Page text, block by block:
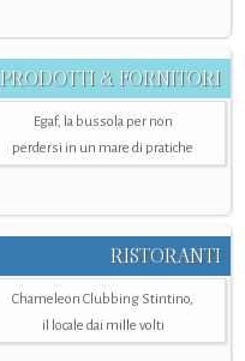
PRODOTTI & FORNITORI
Egaf, la bussola per non
perdersi in un mare di pratiche
RISTORANTI
Chameleon Clubbing Stintino,
il locale dai mille volti